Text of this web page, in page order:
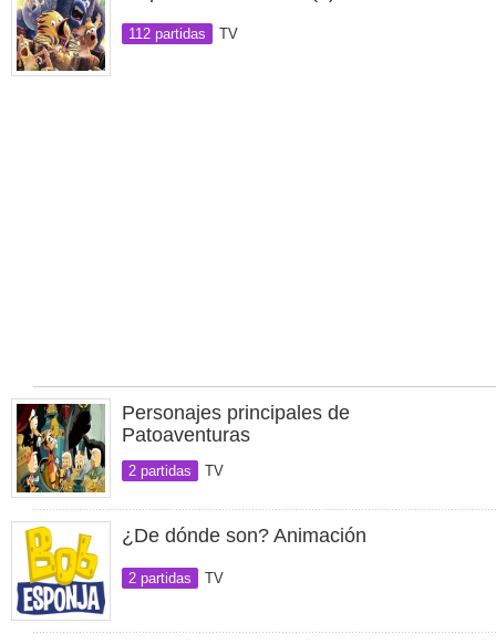
112 partidas TV
Personajes principales de
Patoaventuras
2 partidas TV
¿De dónde son? Animación
2 partidas TV